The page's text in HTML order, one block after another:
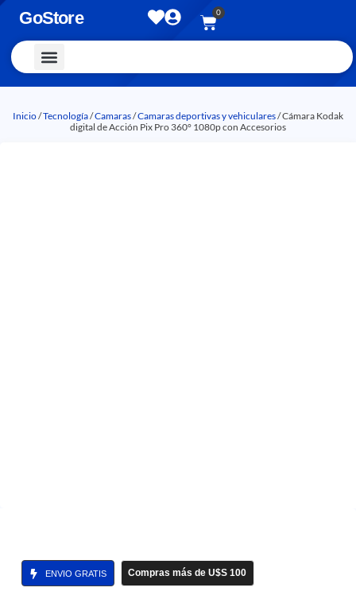
GoStore 0
Inicio/Tecnología/Camaras/Camaras deportivas y vehiculares/ Cámara Kodak
digital de Acción Pix Pro 360° 1080p con Accesorios
ENVIO GRATIS Compras más de U$S 100